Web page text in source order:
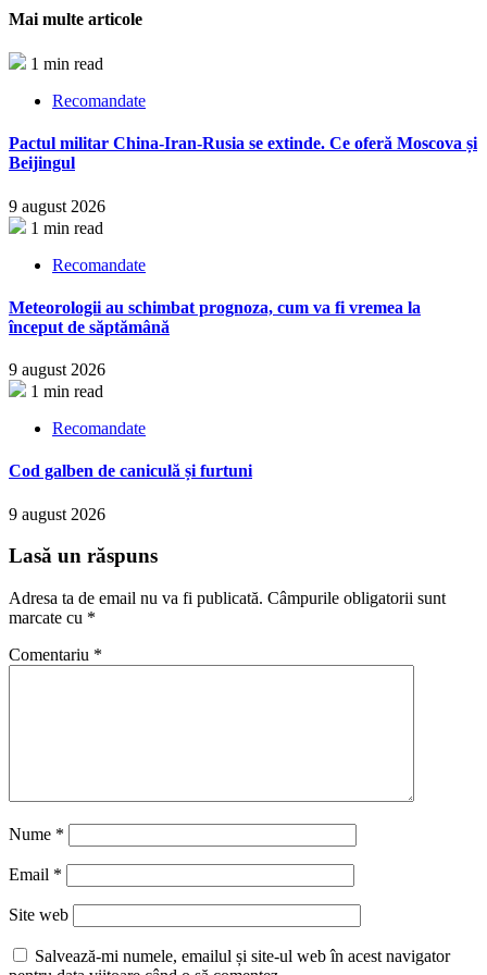
Mai multe articole
1 min read
Recomandate
Pactul militar China-Iran-Rusia se extinde. Ce oferă Moscova și
Beijingul
9 august 2026
1 min read
Recomandate
Meteorologii au schimbat prognoza, cum va fi vremea la
început de săptămână
9 august 2026
1 min read
Recomandate
Cod galben de caniculă și furtuni
9 august 2026
Lasă un răspuns
Adresa ta de email nu va fi publicată. Câmpurile obligatorii sunt
marcate cu *
Comentariu *
Nume *
Email *
Site web
Salvează-mi numele, emailul și site-ul web în acest navigator